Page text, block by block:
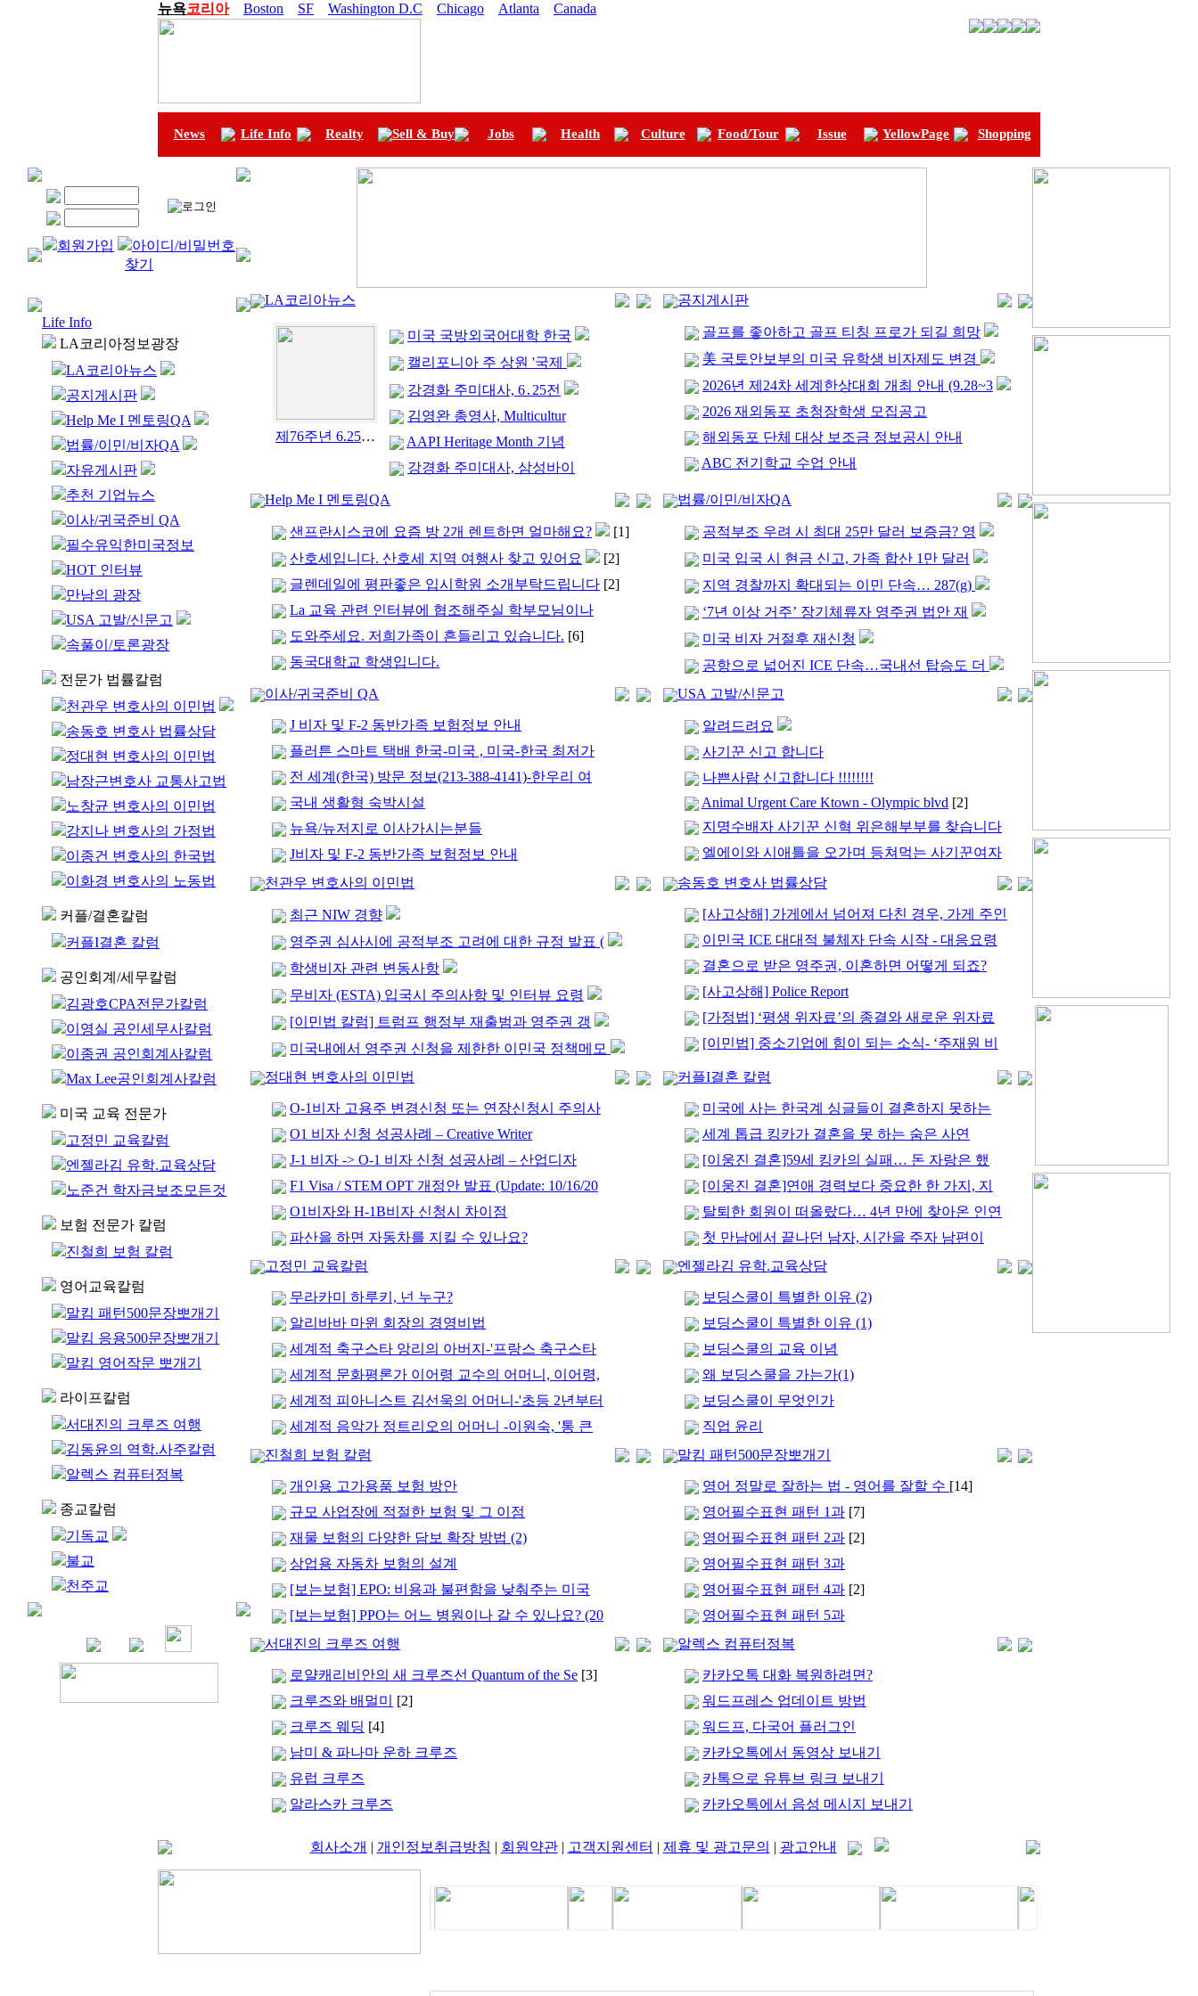
뉴욕코리아 Boston SF Washington D.C Chicago Atlanta Canada
News Life Info Realty Sell & Buy Jobs Health Culture Food/Tour Issue YellowPage Shopping
회원가입
아이디/비밀번호
찾기
Life Info
LA코리아정보광장
LA코리아뉴스
공지게시판
Help Me I 멘토링QA
법률/이민/비자QA
자유게시판
추천 기업뉴스
이사/귀국준비 QA
필수유익한미국정보
HOT 인터뷰
만남의 광장
USA 고발/신문고
속풀이/토론광장
전문가 법률칼럼
천관우 변호사의 이민법
송동호 변호사 법률상담
정대현 변호사의 이민법
남장근변호사 교통사고법
노창균 변호사의 이민법
강지나 변호사의 가정법
이종건 변호사의 한국법
이화경 변호사의 노동법
커플/결혼칼럼
커플I결혼 칼럼
공인회계/세무칼럼
김광호CPA전문가칼럼
이영실 공인세무사칼럼
이종권 공인회계사칼럼
Max Lee공인회계사칼럼
미국 교육 전문가
고정민 교육칼럼
엔젤라김 유학.교육상담
노준건 학자금보조모든것
보험 전문가 칼럼
진철희 보험 칼럼
영어교육칼럼
말킴 패턴500문장뽀개기
말킴 응용500문장뽀개기
말킴 영어작문 뽀개기
라이프칼럼
서대진의 크루즈 여행
김동윤의 역학.사주칼럼
알렉스 컴퓨터정복
종교칼럼
기독교
불교
천주교
LA코리아뉴스
제76주년 6.25 한국전쟁 기념식 개최
미국 국방외국어대학 한국
캘리포니아 주 상원 '국제
강경화 주미대사, 6․25전
김영완 총영사, Multicultur
AAPI Heritage Month 기념
강경화 주미대사, 삼성바이
공지게시판
골프를 좋아하고 골프 티칭 프로가 되길 희망
美 국토안보부의 미국 유학생 비자제도 변경
2026년 제24차 세계한상대회 개최 안내 (9.28~3
2026 재외동포 초청장학생 모집공고
해외동포 단체 대상 보조금 정보공시 안내
ABC 전기학교 수업 안내
Help Me I 멘토링QA
샌프란시스코에 요즘 방 2개 렌트하면 얼마해요?
[1]
산호세입니다. 산호세 지역 여행사 찾고 있어요
[2]
글렌데일에 평판좋은 입시학원 소개부탁드립니다 [2]
La 교육 관련 인터뷰에 협조해주실 학부모님이나
도와주세요. 저희가족이 흔들리고 있습니다. [6]
동국대학교 학생입니다.
법률/이민/비자QA
공적부조 우려 시 최대 25만 달러 보증금? 영
미국 입국 시 현금 신고, 가족 합산 1만 달러
지역 경찰까지 확대되는 이민 단속… 287(g)
‘7년 이상 거주’ 장기체류자 영주권 법안 재
미국 비자 거절후 재신청
공항으로 넓어진 ICE 단속…국내선 탑승도 더
이사/귀국준비 QA
J 비자 및 F-2 동반가족 보험정보 안내
플러튼 스마트 택배 한국-미국 , 미국-한국 최저가
전 세계(한국) 방문 정보(213-388-4141)-한우리 여
국내 생활형 숙박시설
뉴욕/뉴저지로 이사가시는분들
J비자 및 F-2 동반가족 보험정보 안내
USA 고발/신문고
알려드려요
사기꾼 신고 합니다
나쁜사람 신고합니다 !!!!!!!!
Animal Urgent Care Ktown - Olympic blvd [2]
지명수배자 사기꾼 신혁 위은해부부를 찾습니다
엘에이와 시애틀을 오가며 등쳐먹는 사기꾼여자
천관우 변호사의 이민법
최근 NIW 경향
영주권 심사시에 공적부조 고려에 대한 규정 발표 (
학생비자 관련 변동사항
무비자 (ESTA) 입국시 주의사항 및 인터뷰 요령
[이민법 칼럼] 트럼프 행정부 재출범과 영주권 갱
미국내에서 영주권 신청을 제한한 이민국 정책메모
송동호 변호사 법률상담
[사고상해] 가게에서 넘어져 다친 경우, 가게 주인
이민국 ICE 대대적 불체자 단속 시작 - 대응요령
결혼으로 받은 영주권, 이혼하면 어떻게 되죠?
[사고상해] Police Report
[가정법] ‘평생 위자료’의 종결와 새로운 위자료
[이민법] 중소기업에 힘이 되는 소식- ‘주재원 비
정대현 변호사의 이민법
O-1비자 고용주 변경신청 또는 연장신청시 주의사
O1 비자 신청 성공사례 – Creative Writer
J-1 비자 -> O-1 비자 신청 성공사례 – 산업디자
F1 Visa / STEM OPT 개정안 발표 (Update: 10/16/20
O1비자와 H-1B비자 신청시 차이점
파산을 하면 자동차를 지킬 수 있나요?
커플I결혼 칼럼
미국에 사는 한국계 싱글들이 결혼하지 못하는
세계 톱급 킹카가 결혼을 못 하는 숨은 사연
[이웅진 결혼]59세 킹카의 실패… 돈 자랑은 했
[이웅진 결혼]연애 경력보다 중요한 한 가지, 지
탈퇴한 회원이 떠올랐다… 4년 만에 찾아온 인연
첫 만남에서 끝나던 남자, 시간을 주자 남편이
고정민 교육칼럼
무라카미 하루키, 넌 누구?
알리바바 마윈 회장의 경영비법
세계적 축구스타 앙리의 아버지-'프랑스 축구스타
세계적 문화평론가 이어령 교수의 어머니, 이어령,
세계적 피아니스트 김선욱의 어머니-'초등 2년부터
세계적 음악가 정트리오의 어머니 -이원숙, '통 큰
엔젤라김 유학.교육상담
보딩스쿨이 특별한 이유 (2)
보딩스쿨이 특별한 이유 (1)
보딩스쿨의 교육 이념
왜 보딩스쿨을 가는가(1)
보딩스쿨이 무엇인가
직업 윤리
진철희 보험 칼럼
개인용 고가용품 보험 방안
규모 사업장에 적절한 보험 및 그 이점
재물 보험의 다양한 담보 확장 방법 (2)
상업용 자동차 보험의 설계
[보는보험] EPO: 비용과 불편함을 낮춰주는 미국
[보는보험] PPO는 어느 병원이나 갈 수 있나요? (20
말킴 패턴500문장뽀개기
영어 정말로 잘하는 법 - 영어를 잘할 수 [14]
영어필수표현 패턴 1과 [7]
영어필수표현 패턴 2과 [2]
영어필수표현 패턴 3과
영어필수표현 패턴 4과 [2]
영어필수표현 패턴 5과
서대진의 크루즈 여행
로얄캐리비안의 새 크루즈선 Quantum of the Se [3]
크루즈와 배멀미
[2]
크루즈 웨딩 [4]
남미 & 파나마 운하 크루즈
유럽 크루즈
알라스카 크루즈
알렉스 컴퓨터정복
카카오톡 대화 복원하려면?
워드프레스 업데이트 방법
워드프, 다국어 플러그인
카카오톡에서 동영상 보내기
카톡으로 유튜브 링크 보내기
카카오톡에서 음성 메시지 보내기
회사소개 | 개인정보취급방침 | 회원약관| 고객지원센터 | 제휴 및 광고문의 | 광고안내